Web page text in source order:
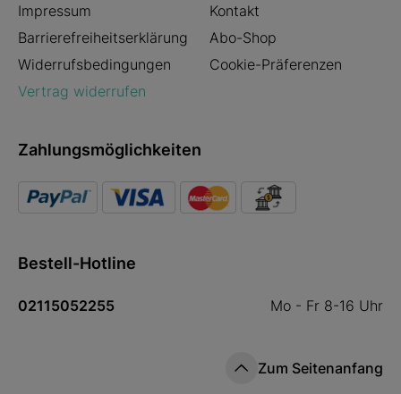
Impressum
Kontakt
Barrierefreiheitserklärung
Abo-Shop
Widerrufsbedingungen
Cookie-Präferenzen
Vertrag widerrufen
Zahlungsmöglichkeiten
Bestell-Hotline
02115052255 Mo - Fr 8-16 Uhr
Zum Seitenanfang